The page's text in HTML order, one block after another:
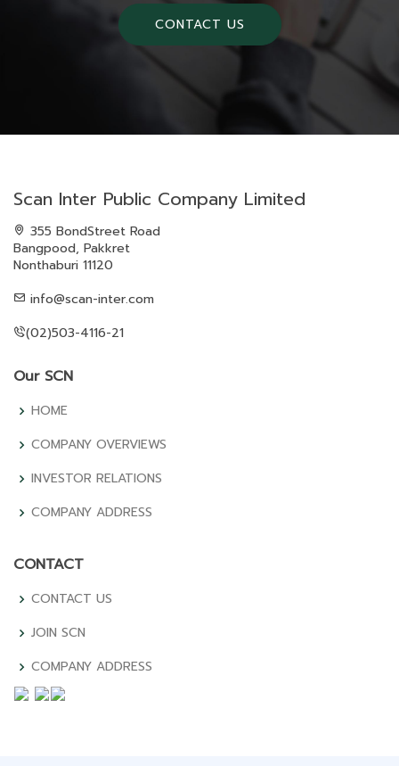
CONTACT US
Scan Inter Public Company Limited
355 BondStreet Road
Bangpood, Pakkret
Nonthaburi 11120
info@scan-inter.com
(02)503-4116-21
Our SCN
HOME
COMPANY OVERVIEWS
INVESTOR RELATIONS
COMPANY ADDRESS
CONTACT
CONTACT US
JOIN SCN
COMPANY ADDRESS